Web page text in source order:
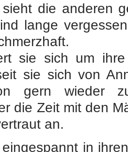
die anderen
lange
sie sich um
sie sich von
gern wieder
die Zeit mit den
an.
in